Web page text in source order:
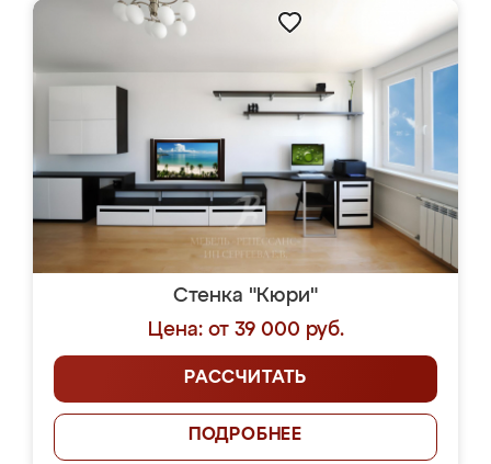
Стенка "Кюри"
Цена: от 39 000 руб.
РАССЧИТАТЬ
ПОДРОБНЕЕ